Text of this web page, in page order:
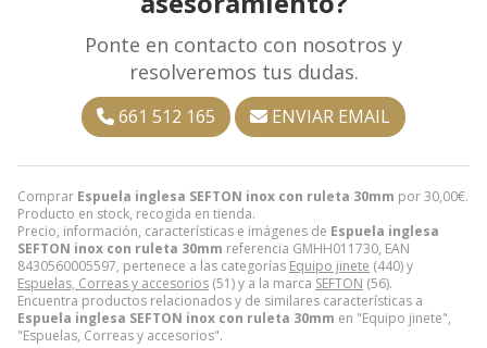
Comprar Espuela inglesa SEFTON inox con ruleta 30mm por30,00€.
Producto en stock, recogida en tienda.
Precio, información, características e imágenes de Espuela inglesa
SEFTON inox con ruleta 30mm referencia GMHH011730, EAN
8430560005597, pertenece a las categorías Equipo jinete (440) y
Espuelas, Correas y accesorios (51) y a la marca SEFTON (56).
Encuentra productos relacionados y de similares características a
Espuela inglesa SEFTON inox con ruleta 30mm en "Equipo jinete",
"Espuelas, Correas y accesorios".
Ponte en contacto con nosotros y
resolveremos tus dudas.
661 512 165 ENVIAR EMAIL